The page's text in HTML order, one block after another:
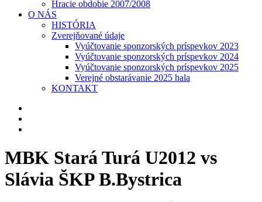
Hracie obdobie 2007/2008
O NÁS
HISTÓRIA
Zverejňované údaje
Vyúčtovanie sponzorských príspevkov 2023
Vyúčtovanie sponzorských príspevkov 2024
Vyúčtovanie sponzorských príspevkov 2025
Verejné obstarávanie 2025 hala
KONTAKT
MBK Stará Turá U2012 vs
Slávia ŠKP B.Bystrica